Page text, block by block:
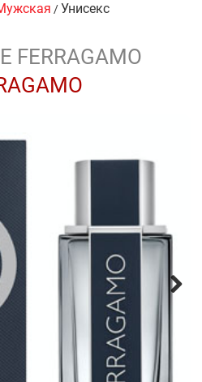
/Унисекс
FERRAGAMO